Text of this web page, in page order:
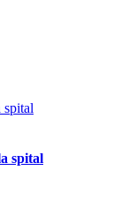
spital